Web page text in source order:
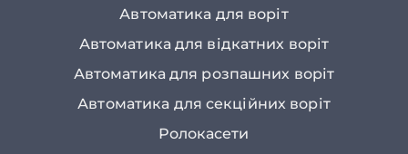
Автоматика для воріт
Автоматика для відкатних воріт
Автоматика для розпашних воріт
Автоматика для секційних воріт
Ролокасети